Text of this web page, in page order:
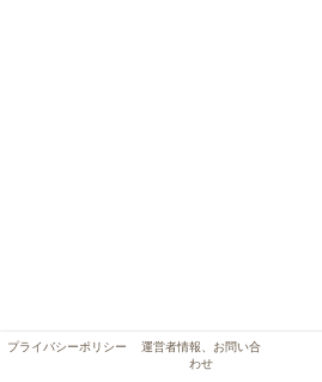
プライバシーポリシー
運営者情報、お問い合
わせ